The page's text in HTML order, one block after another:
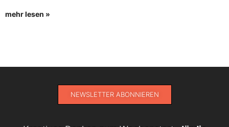
mehr lesen »
NEWSLETTER ABONNIEREN